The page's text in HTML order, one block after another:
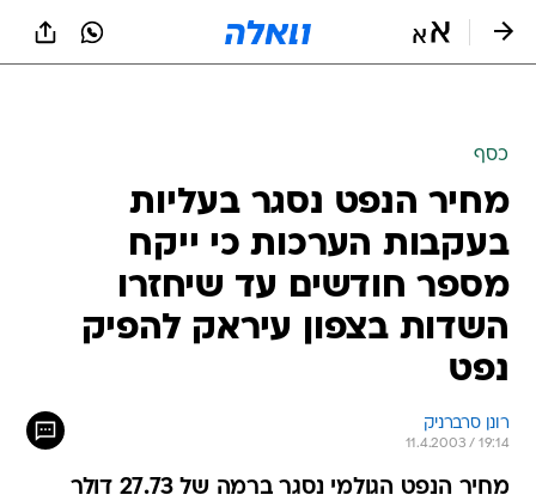
כסף
מחיר הנפט נסגר בעליות
בעקבות הערכות כי ייקח
מספר חודשים עד שיחזרו
השדות בצפון עיראק להפיק
נפט
רונן סרברניק
11.4.2003 / 19:14
מחיר הנפט הגולמי נסגר ברמה של 27.73 דולר